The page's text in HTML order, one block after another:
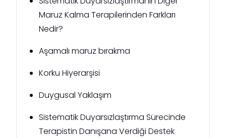
Maruz Kalma Terapilerinden Farkları
Nedir?
Aşamalı maruz bırakma
Korku Hiyerarşisi
Duygusal Yaklaşım
Sistematik Duyarsızlaştırma Sürecinde
Terapistin Danışana Verdiği Destek